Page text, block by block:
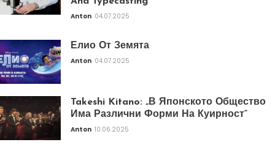
Anton 04.07.2025
Елио От Земята
Anton 04.07.2025
Takeshi Kitano: „В Японското Общество
Има Различни Форми На Куирност“
Anton 10.06.2025